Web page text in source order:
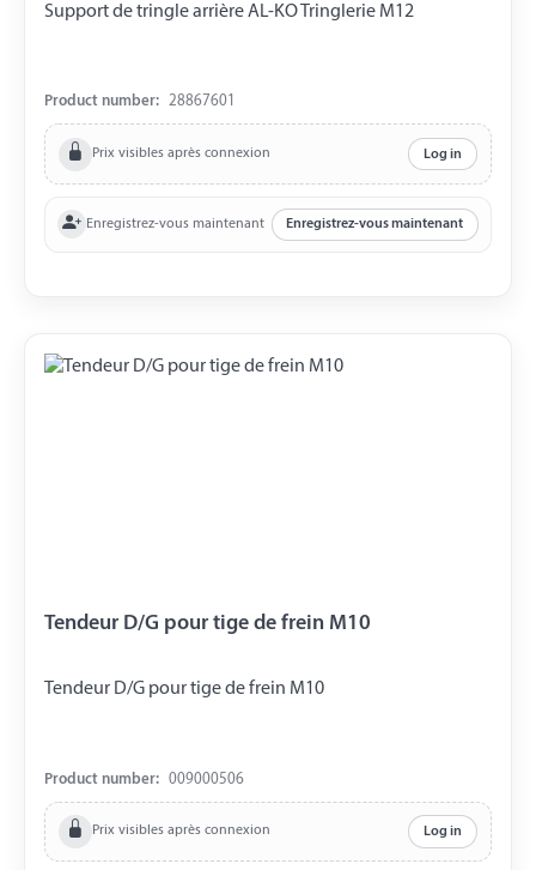
Support de tringle arrière AL-KO Tringlerie M12
Product number: 28867601
Prix visibles après connexion Log in
Enregistrez-vous maintenant Enregistrez-vous maintenant
Tendeur D/G pour tige de frein M10
Tendeur D/G pour tige de frein M10
Product number: 009000506
Prix visibles après connexion Log in